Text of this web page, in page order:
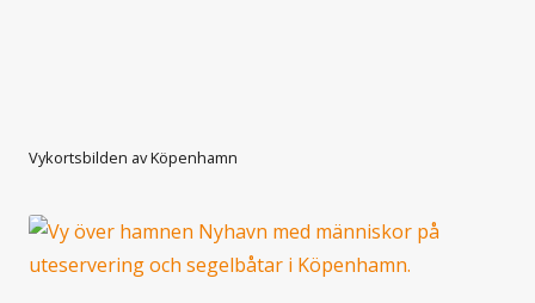
Vykortsbilden av Köpenhamn